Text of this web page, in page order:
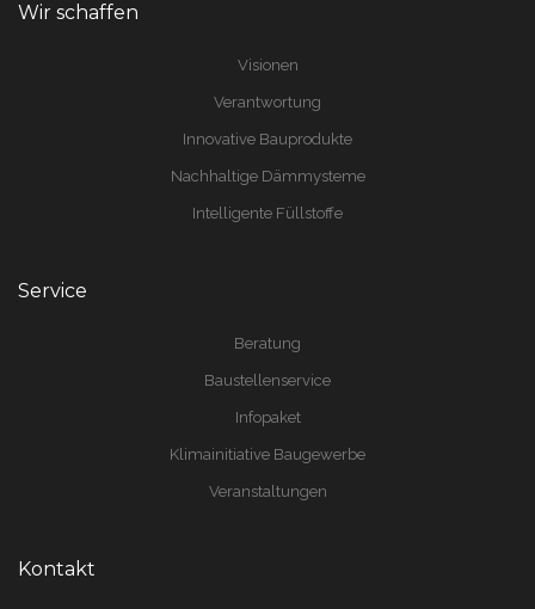
Wir schaffen
Visionen
Verantwortung
Innovative Bauprodukte
Nachhaltige Dämmysteme
Intelligente Füllstoffe
Service
Beratung
Baustellenservice
Infopaket
Klimainitiative Baugewerbe
Veranstaltungen
Kontakt